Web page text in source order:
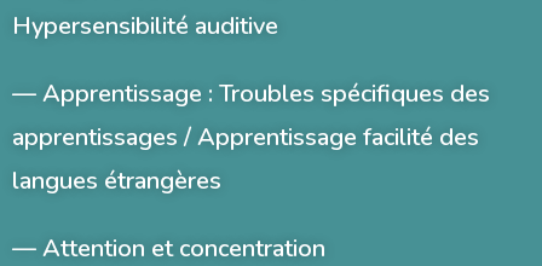
Hypersensibilité auditive
— Apprentissage : Troubles spécifiques des
apprentissages /Apprentissage facilité des
langues étrangères
—Attention et concentration